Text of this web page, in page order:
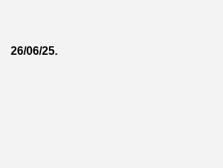
26/06/25.